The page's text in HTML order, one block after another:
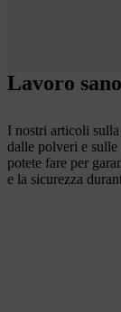
Lavoro
I nostri articoli
dalle polveri e
potete fare per
e la sicurezza